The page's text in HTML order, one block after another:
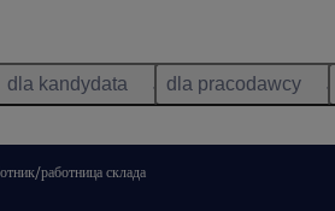
dla kandydata dla pracodawcy
работница склада